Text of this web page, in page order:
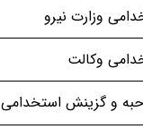
وزارت نیرو
وکالت
و گزینش استخدامی